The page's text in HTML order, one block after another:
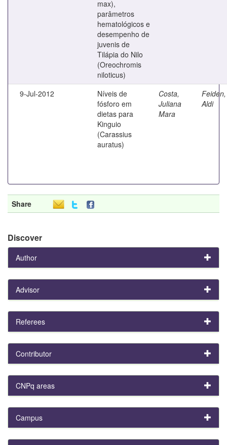
max),
parâmetros
hematológicos e
desempenho de
juvenis de
Tilápia do Nilo
(Oreochromis
niloticus)
9-Jul-2012
Níveis de
fósforo em
dietas para
Kinguio
(Carassius
auratus)
Costa,
Juliana
Mara
Feiden,
Aldi
Share
Discover
Author
Advisor
Referees
Contributor
CNPq areas
Campus